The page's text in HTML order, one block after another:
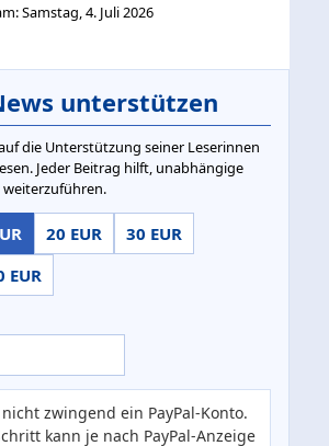
Samstag, 4. Juli 2026
unterstützen
die Unterstützung seiner Leserinnen
Jeder Beitrag hilft, unabhängige
20 EUR
30 EUR
EUR
zwingend ein PayPal-Konto.
kann je nach PayPal-Anzeige